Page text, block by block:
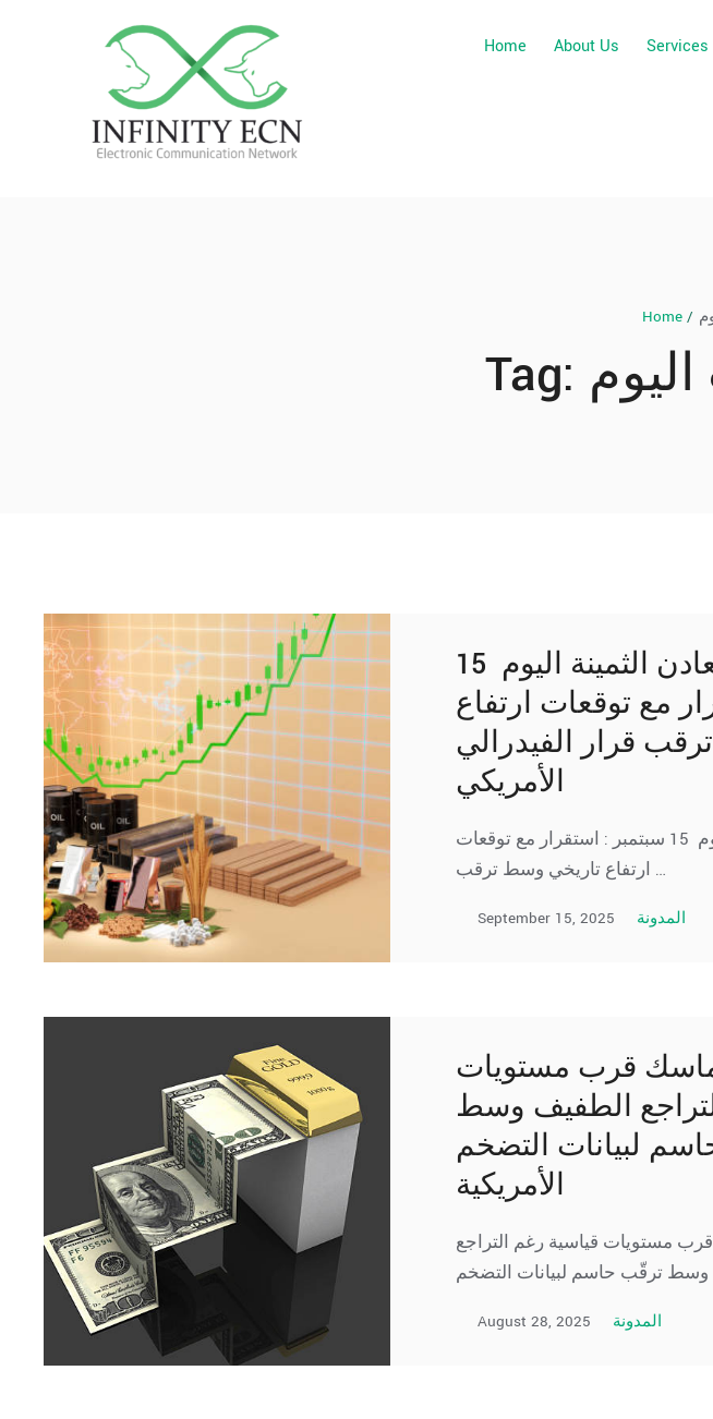
Home About Us Services
Home /
Tag:
الذهب والمعادن الثمينة اليوم 15
مع توقعات ارتفاع
قرار الفيدرالي
الأمريكي
الذهب والمعادن الثمينة اليوم 15 سبتمبر : استقرار مع توقعات
ارتفاع تاريخي وسط ترقب …
September 15, 2025 المدونة
قرب مستويات
الطفيف وسط
لبيانات التضخم
الأمريكية
مستويات قياسية رغم التراجع
August 28, 2025 المدونة